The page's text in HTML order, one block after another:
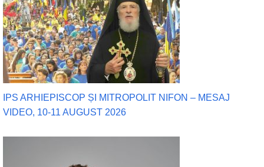
IPS ARHIEPISCOP ȘI MITROPOLIT NIFON – MESAJ
VIDEO, 10-11 AUGUST 2026